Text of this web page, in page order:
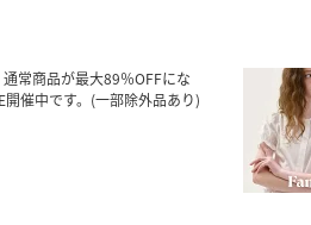
常商品が最大89％OFFにな
開催中です。(一部除外品あり)